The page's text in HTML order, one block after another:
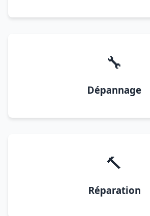
🔧
Dépannage
🔨
Réparation